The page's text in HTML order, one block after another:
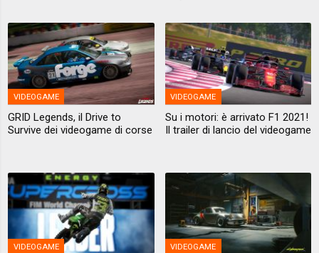
VIDEOGAME
GRID Legends, il Drive to
Survive dei videogame di corse
VIDEOGAME
Su i motori: è arrivato F1 2021!
Il trailer di lancio del videogame
VIDEOGAME VIDEOGAME